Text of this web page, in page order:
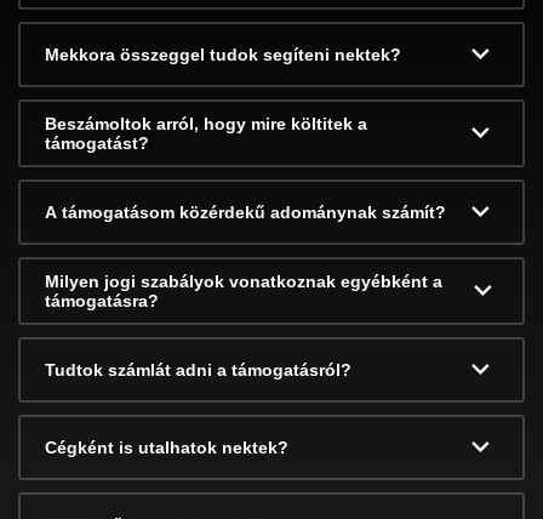
Mekkora összeggel tudok segíteni nektek?
Beszámoltok arról, hogy mire költitek a
támogatást?
A támogatásom közérdekű adománynak számít?
Milyen jogi szabályok vonatkoznak egyébként a
támogatásra?
Tudtok számlát adni a támogatásról?
Cégként is utalhatok nektek?